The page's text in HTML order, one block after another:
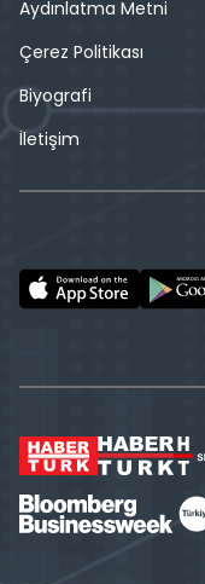
Aydınlatma Metni
Çerez Politikası
Biyografi
İletişim